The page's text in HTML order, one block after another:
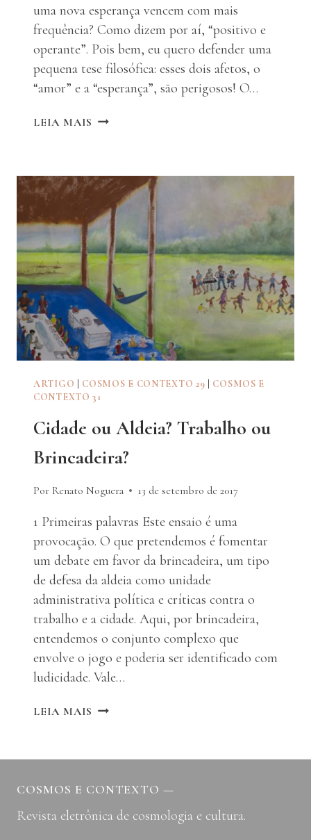
uma nova esperança vencem com mais
frequência? Como dizem por aí, “positivo e
operante”. Pois bem, eu quero defender uma
pequena tese filosófica: esses dois afetos, o
“amor” e a “esperança”, são perigosos! O…
LEIA MAIS OS
E
ESPERANÇA
ARTIGO COSMOS E CONTEXTO 29
COSMOS E
CONTEXTO 31
Cidade ou Aldeia? Trabalho ou
Brincadeira?
Por Renato Noguera 13 de setembro de 2017
1 Primeiras palavras Este ensaio é uma
provocação. O que pretendemos é fomentar
um debate em favor da brincadeira, um tipo
de defesa da aldeia como unidade
administrativa política e críticas contra o
trabalho e a cidade. Aqui, por brincadeira,
entendemos o conjunto complexo que
envolve o jogo e poderia ser identificado com
ludicidade. Vale…
LEIA MAIS CIDADE
BRINCADEIRA?
COSMOS E CONTEXTO—
Revista eletrônica de cosmologia e cultura.